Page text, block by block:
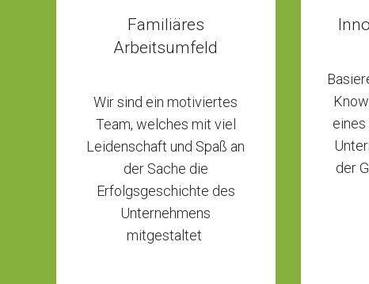
Familiäres
Arbeitsumfeld
Wir sind ein motiviertes
Team, welches mit viel
Leidenschaft und Spaß an
der Sache die
Erfolgsgeschichte des
Unternehmens
mitgestaltet
der